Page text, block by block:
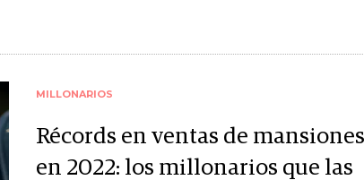
MILLONARIOS
Récords en ventas de
en 2022: los millonarios que las